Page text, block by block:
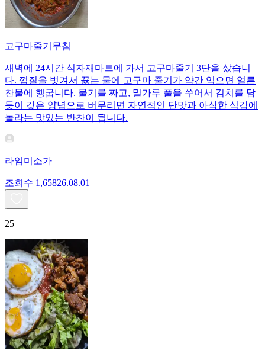
고구마줄기무침
새벽에 24시간 식자재마트에 가서 고구마줄기 3단을 샀습니
다. 껍질을 벗겨서 끓는 물에 고구마 줄기가 약간 익으면 얼른
찬물에 헹굽니다. 물기를 짜고, 밀가루 풀을 쑤어서 김치를 담
듯이 갖은 양념으로 버무리면 자연적인 단맛과 아삭한 식감에
놀라는 맛있는 반찬이 됩니다.
라임미소가
조회수 1,65826.08.01
25